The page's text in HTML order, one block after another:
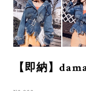
【即納】